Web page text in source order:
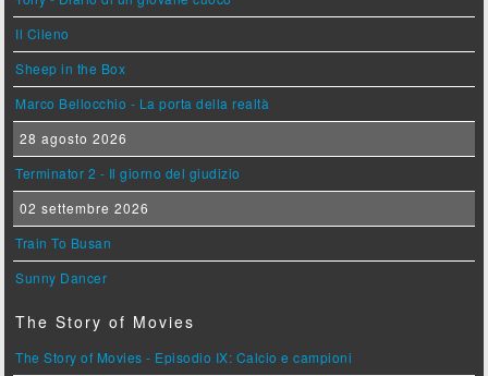
Il Cileno
Sheep in the Box
Marco Bellocchio - La porta della realtà
28 agosto 2026
Terminator 2 - Il giorno del giudizio
02 settembre 2026
Train To Busan
Sunny Dancer
The Story of Movies
The Story of Movies - Episodio IX: Calcio e campioni